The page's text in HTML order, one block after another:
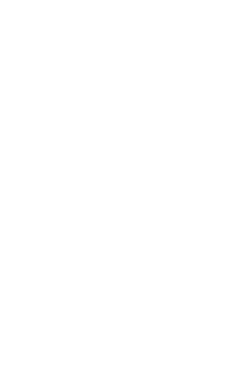
dentistas reforça
comparticipação reforçada
Madeira